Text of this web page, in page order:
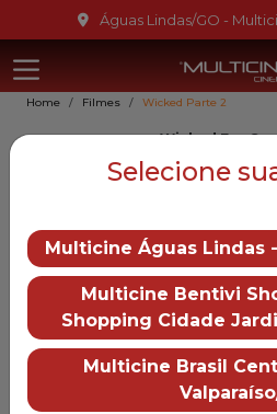
Ir para o conteúdo
Ir para o menu
Águas Lindas/GO -
Home Filmes Wicked Parte 2
Wicked For
Wicked
Selecione
Multicine Águas Lindas
Multicine Bentivi
Shopping Cidade
Multicine Brasil